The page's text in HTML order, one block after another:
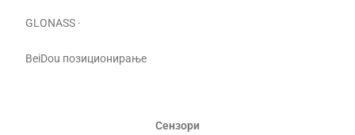
GLONASS ·
BeiDou позиционирање
Сензори